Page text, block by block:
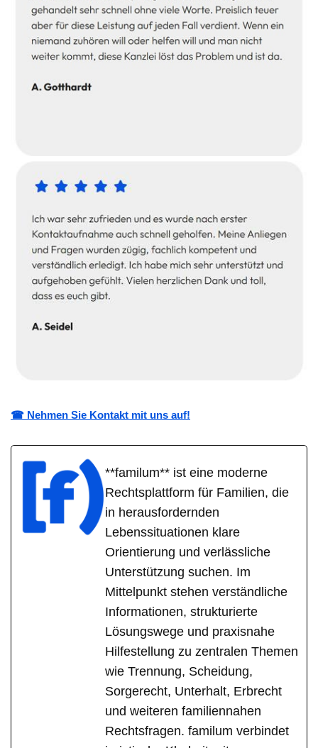
☎ Nehmen Sie Kontakt mit uns auf!
**familum** ist eine moderne
Rechtsplattform für Familien, die
in herausfordernden
Lebenssituationen klare
Orientierung und verlässliche
Unterstützung suchen. Im
Mittelpunkt stehen verständliche
Informationen, strukturierte
Lösungswege und praxisnahe
Hilfestellung zu zentralen Themen
wie Trennung, Scheidung,
Sorgerecht, Unterhalt, Erbrecht
und weiteren familiennahen
Rechtsfragen. familum verbindet